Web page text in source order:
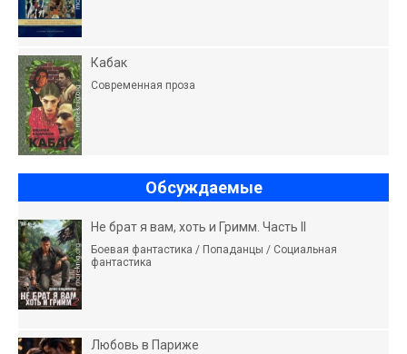
Кабак
Современная проза
Обсуждаемые
Не брат я вам, хоть и Гримм. Часть II
Боевая фантастика / Попаданцы / Социальная
фантастика
Любовь в Париже